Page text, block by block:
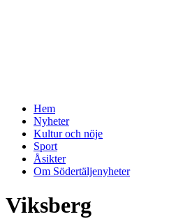
Hem
Nyheter
Kultur och nöje
Sport
Åsikter
Om Södertäljenyheter
Viksberg